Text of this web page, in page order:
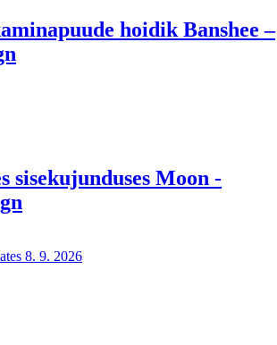
hoidik Banshee –
sisekujunduses Moon -
8. 9. 2026